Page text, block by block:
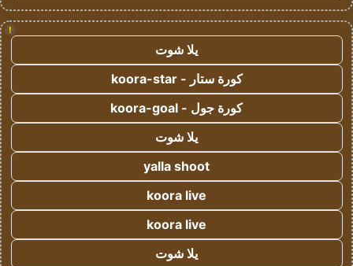
!
يلا شوت
كورة ستار - koora-star
كورة جول - koora-goal
يلا شوت
yalla shoot
koora live
koora live
يلا شوت